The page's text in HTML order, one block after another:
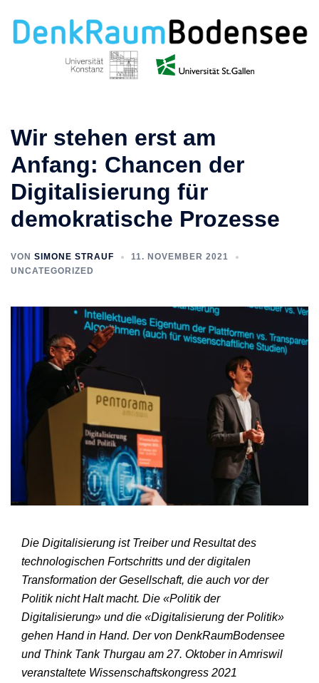
Inhalt
springen
Wir stehen erst am
Anfang: Chancen der
Digitalisierung für
demokratische Prozesse
VON SIMONE STRAUF
11. NOVEMBER 2021
UNCATEGORIZED
Die Digitalisierung ist Treiber und Resultat des
technologischen Fortschritts und der digitalen
Transformation der Gesellschaft, die auch vor der
Politik nicht Halt macht. Die «Politik der
Digitalisierung» und die «Digitalisierung der Politik»
gehen Hand in Hand. Der von DenkRaumBodensee
und Think Tank Thurgau am 27. Oktober in Amriswil
veranstaltete Wissenschaftskongress 2021